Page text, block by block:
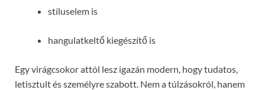
stíluselem is
hangulatkeltő kiegészítő is
Egy virágcsokor attól lesz igazán modern, hogy tudatos,
letisztult és személyre szabott. Nem a túlzásokról, hanem